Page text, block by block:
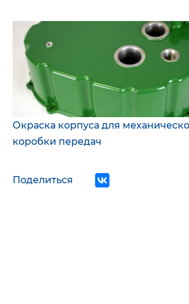
Окраска корпуса для
коробки передач
Поделиться